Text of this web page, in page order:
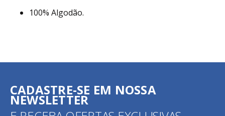
100% Algodão.
CADASTRE-SE EM NOSSA
NEWSLETTER